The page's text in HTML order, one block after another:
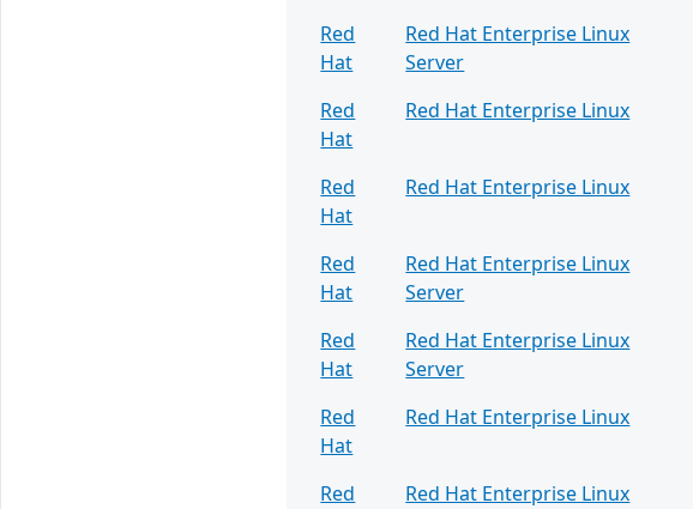
Red
Hat
Red Hat Enterprise Linux
Server
Red
Hat
Red Hat Enterprise Linux
Red
Hat
Red Hat Enterprise Linux
Red
Hat
Red Hat Enterprise Linux
Server
Red
Hat
Red Hat Enterprise Linux
Server
Red
Hat
Red Hat Enterprise Linux
Red
Red Hat Enterprise Linux